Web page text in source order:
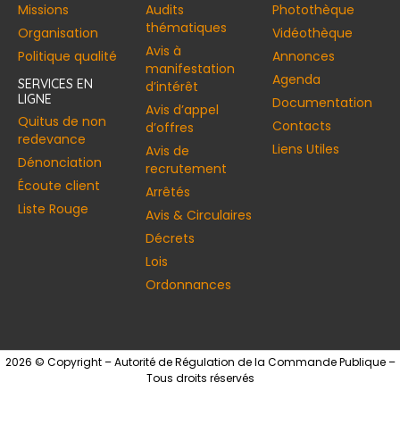
Missions
Organisation
Politique qualité
SERVICES EN
LIGNE
Quitus de non
redevance
Dénonciation
Écoute client
Liste Rouge
Audits
thématiques
Avis à
manifestation
d’intérêt
Avis d’appel
d’offres
Avis de
recrutement
Arrêtés
Avis & Circulaires
Décrets
Lois
Ordonnances
Photothèque
Vidéothèque
Annonces​
Agenda
Documentation
Contacts
Liens Utiles
2026 © Copyright – Autorité de Régulation de la Commande Publique –
Tous droits réservés